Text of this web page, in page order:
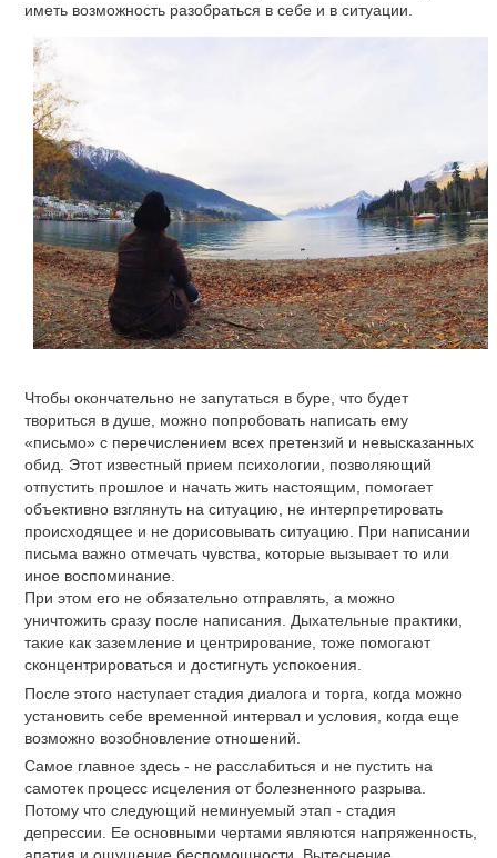
иметь возможность разобраться в себе и в ситуации.
Чтобы окончательно не запутаться в буре, что будет
твориться в душе, можно попробовать написать ему
«письмо» с перечислением всех претензий и невысказанных
обид. Этот известный прием психологии, позволяющий
отпустить прошлое и начать жить настоящим, помогает
объективно взглянуть на ситуацию, не интерпретировать
происходящее и не дорисовывать ситуацию. При написании
письма важно отмечать чувства, которые вызывает то или
иное воспоминание.
При этом его не обязательно отправлять, а можно
уничтожить сразу после написания. Дыхательные практики,
такие как заземление и центрирование, тоже помогают
сконцентрироваться и достигнуть успокоения.
После этого наступает стадия диалога и торга, когда можно
установить себе временной интервал и условия, когда еще
возможно возобновление отношений.
Самое главное здесь - не расслабиться и не пустить на
самотек процесс исцеления от болезненного разрыва.
Потому что следующий неминуемый этап - стадия
депрессии. Ее основными чертами являются напряженность,